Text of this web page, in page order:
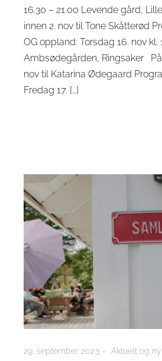
16.30 – 21.00 Levende gård,
innen 2. nov til Tone Skåtterød
OG oppland: Torsdag 16. nov kl.
Ambsødegården, Ringsaker
nov til Katarina Ødegaard
Fredag 17. […]
29. september 2023 Aktuelt og